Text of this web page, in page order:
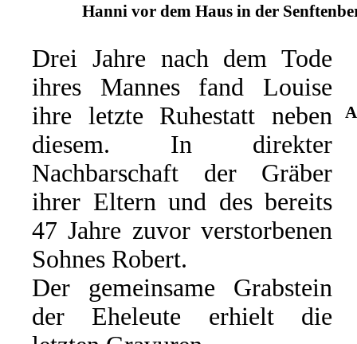
Hanni vor dem Haus in der
Drei Jahre nach dem Tode
ihres Mannes fand Louise
ihre letzte Ruhestatt neben
diesem. In direkter
Nachbarschaft der Gräber
ihrer Eltern und des bereits
47 Jahre zuvor verstorbenen
Sohnes Robert.
Der gemeinsame Grabstein
der Eheleute erhielt die